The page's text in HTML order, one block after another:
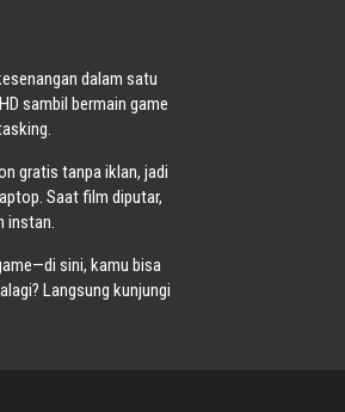
dalam satu
sambil bermain game
gratis tanpa iklan, jadi
Saat film diputar,
instan.
sini, kamu bisa
Langsung kunjungi